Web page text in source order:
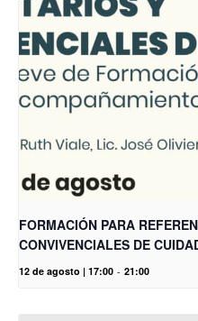
FORMACIÓN PARA
CONVIVENCIALES DE
12 de agosto | 17:00 - 21:00